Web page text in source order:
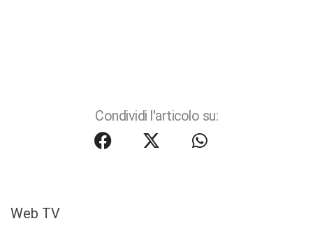
Condividi l'articolo su:
Web TV